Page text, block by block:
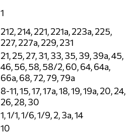
1
212, 214, 221, 221а, 223а, 225,
227, 227а, 229, 231
21, 25, 27, 31, 33, 35, 39, 39а, 45,
46, 56, 58, 58/2, 60, 64, 64а,
66а, 68, 72, 79, 79а
8-11, 15, 17, 17а, 18, 19, 19а, 20, 24,
26, 28, 30
1, 1/1, 1/6, 1/9, 2, 3а, 14
10